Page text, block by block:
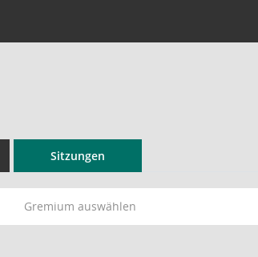
Sitzungen
Gremium auswählen